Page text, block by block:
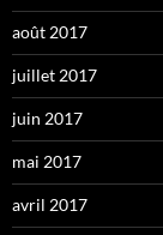
août 2017
juillet 2017
juin 2017
mai 2017
avril 2017